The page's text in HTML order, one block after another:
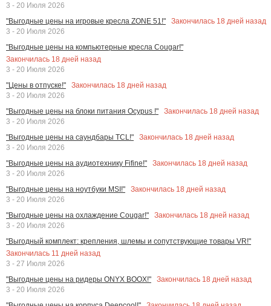
3 - 20 Июля 2026
"Выгодные цены на игровые кресла ZONE 51!"
Закончилась 18 дней назад
3 - 20 Июля 2026
"Выгодные цены на компьютерные кресла Cougar!"
Закончилась 18 дней назад
3 - 20 Июля 2026
"Цены в отпуске!"
Закончилась 18 дней назад
3 - 20 Июля 2026
"Выгодные цены на блоки питания Ocypus !"
Закончилась 18 дней назад
3 - 20 Июля 2026
"Выгодные цены на саундбары TCL!"
Закончилась 18 дней назад
3 - 20 Июля 2026
"Выгодные цены на аудиотехнику Fifine!"
Закончилась 18 дней назад
3 - 20 Июля 2026
"Выгодные цены на ноутбуки MSI!"
Закончилась 18 дней назад
3 - 20 Июля 2026
"Выгодные цены на охлаждение Cougar!"
Закончилась 18 дней назад
3 - 20 Июля 2026
"Выгодный комплект: крепления, шлемы и сопутствующие товары VR!"
Закончилась 11 дней назад
3 - 27 Июля 2026
"Выгодные цены на ридеры ONYX BOOX!"
Закончилась 18 дней назад
3 - 20 Июля 2026